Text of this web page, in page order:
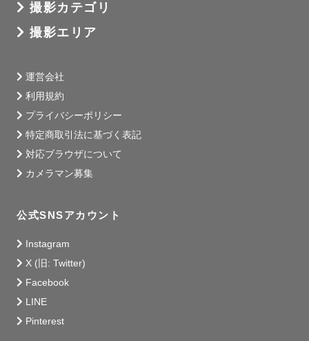
撮影カテゴリ
撮影エリア
運営会社
利用規約
プライバシーポリシー
特定商取引法に基づく表記
対応ブラウザについて
カメラマン募集
公式SNSアカウント
Instagram
X (旧: Twitter)
Facebook
LINE
Pinterest